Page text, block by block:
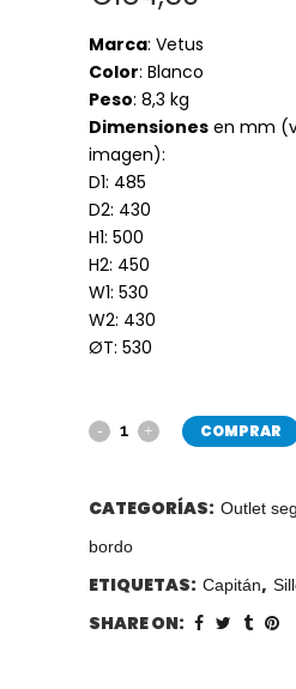
Marca: Vetus
Color: Blanco
Peso: 8,3 kg
Dimensiones en mm
imagen):
D1: 485
D2: 430
H1: 500
H2: 450
W1: 530
W2: 430
ØT: 530
COMPRAR
CATEGORÍAS: Outlet
bordo
ETIQUETAS: Capitán,
SHARE ON: